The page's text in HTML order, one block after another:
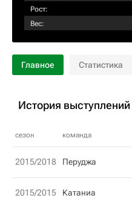
Рост:
Вес:
Главное Статистика
История выступлений
сезон команда
2015/2018 Перуджа
2015/2015 Катаниа